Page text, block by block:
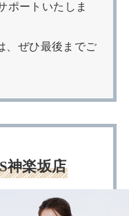
ポートいたしま
、ぜひ最後までご
神楽坂店